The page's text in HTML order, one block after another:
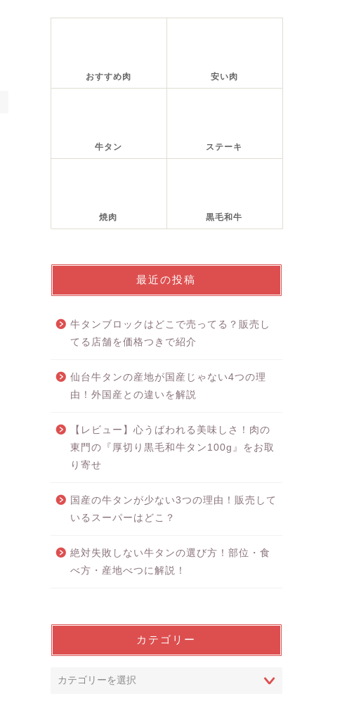
おすすめ肉 安い肉
牛タン ステーキ
焼肉 黒毛和牛
最近の投稿
牛タンブロックはどこで売ってる？販売し
てる店舗を価格つきで紹介
仙台牛タンの産地が国産じゃない4つの理
由！外国産との違いを解説
【レビュー】心うばわれる美味しさ！肉の
東門の『厚切り黒毛和牛タン100g』をお取
り寄せ
国産の牛タンが少ない3つの理由！販売して
いるスーパーはどこ？
絶対失敗しない牛タンの選び方！部位・食
べ方・産地べつに解説！
カテゴリー